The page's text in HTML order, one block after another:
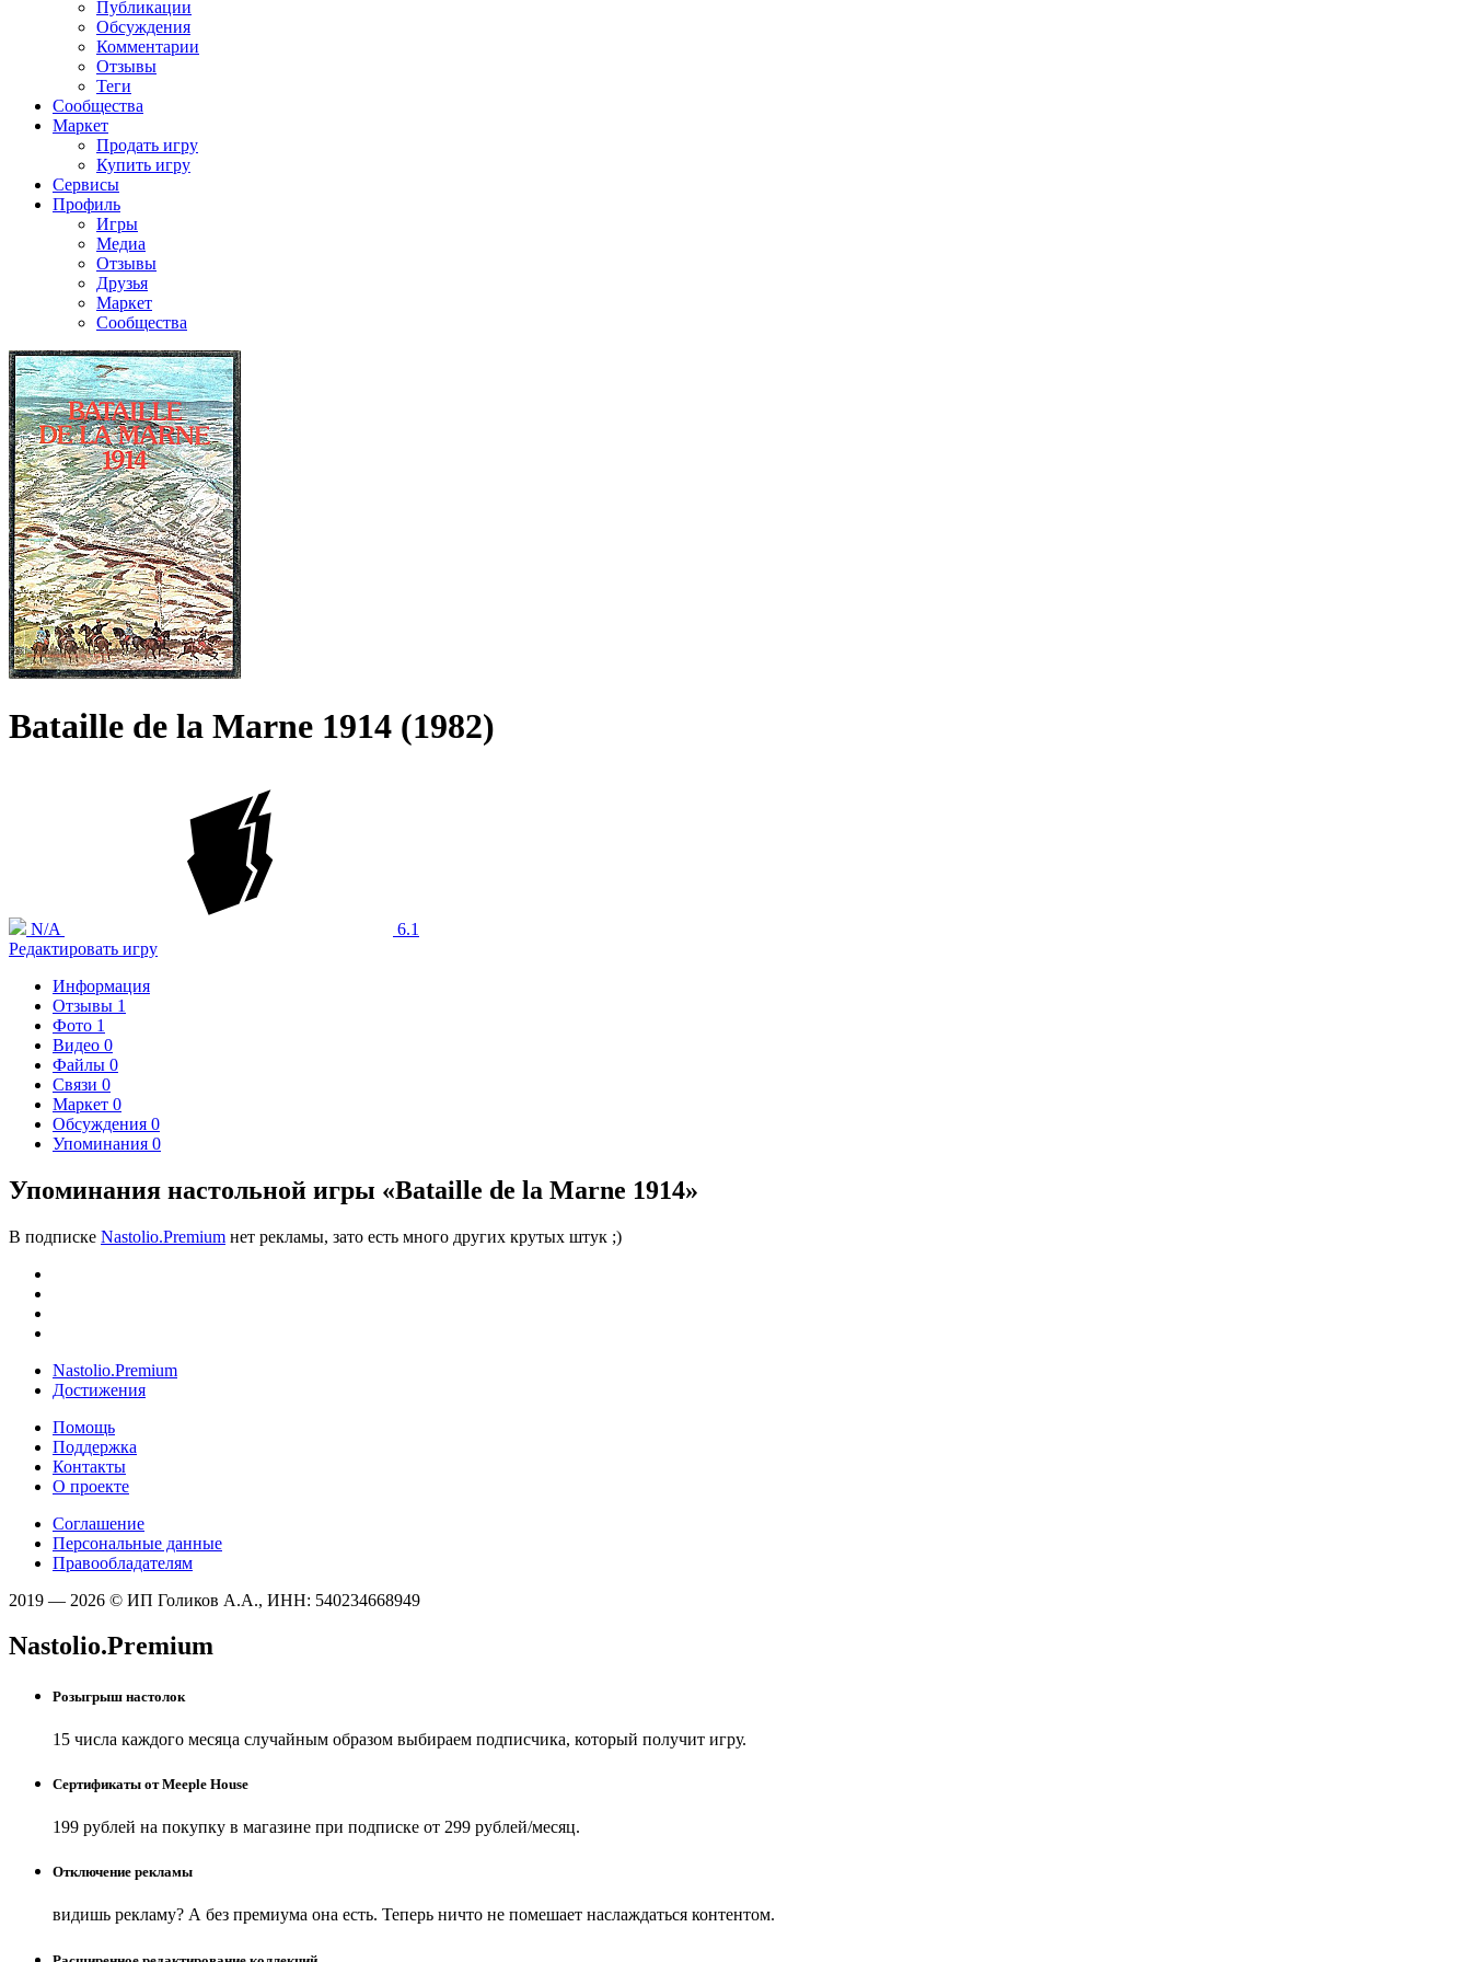
Публикации
Обсуждения
Комментарии
Отзывы
Теги
Сообщества
Маркет
Продать игру
Купить игру
Сервисы
Профиль
Игры
Медиа
Отзывы
Друзья
Маркет
Сообщества
Bataille de la Marne 1914 (1982)
N/A
6.1
Редактировать игру
Информация
Отзывы 1
Фото 1
Видео 0
Файлы 0
Связи 0
Маркет 0
Обсуждения 0
Упоминания 0
Упоминания настольной игры «Bataille de la Marne 1914»
В подписке Nastolio.Premium нет рекламы, зато есть много других крутых штук ;)
Nastolio.Premium
Достижения
Помощь
Поддержка
Контакты
О проекте
Соглашение
Персональные данные
Правообладателям
2019 — 2026 © ИП Голиков А.А., ИНН: 540234668949
Nastolio.Premium
Розыгрыш настолок
15 числа каждого месяца случайным образом выбираем подписчика, который получит игру.
Сертификаты от Meeple House
199 рублей на покупку в магазине при подписке от 299 рублей/месяц.
Отключение рекламы
видишь рекламу? А без премиума она есть. Теперь ничто не помешает наслаждаться контентом.